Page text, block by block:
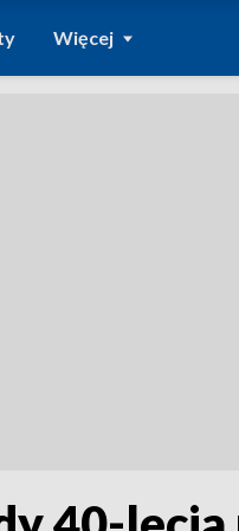
Więcej